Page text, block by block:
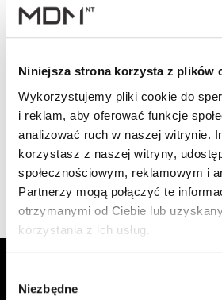
Niniejsza strona korzysta z plików
Wykorzystujemy pliki cookie do
i reklam, aby oferować funkcje
analizować ruch w naszej witrynie.
korzystasz z naszej witryny,
społecznościowym, reklamowym i
Partnerzy mogą połączyć te
otrzymanymi od Ciebie lub
korzystania z ich usług.
zgody
Niezbędne
1.470/114 c.brązowa
Wyświetlono 1–4 z 4
otrzymywać